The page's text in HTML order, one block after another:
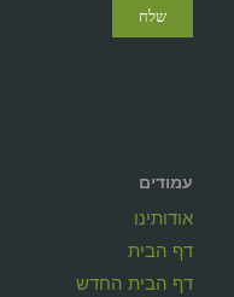
עמודים
אודותינו
דף הבית
דף הבית החדש